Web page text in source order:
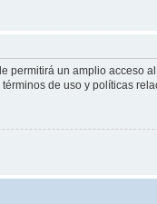
un amplio
de uso y políticas